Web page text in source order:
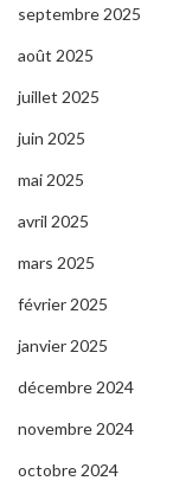
septembre 2025
août 2025
juillet 2025
juin 2025
mai 2025
avril 2025
mars 2025
février 2025
janvier 2025
décembre 2024
novembre 2024
octobre 2024